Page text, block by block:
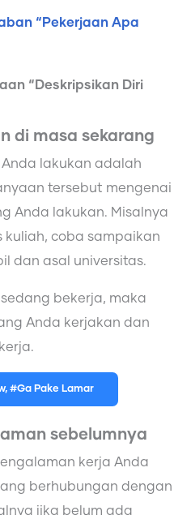
“Pekerjaan Apa
“Deskripsikan Diri
di masa sekarang
lakukan adalah
tersebut mengenai
Anda lakukan. Misalnya
kuliah, coba sampaikan
dan asal universitas.
bekerja, maka
Anda kerjakan dan
#Ga Pake Lamar
sebelumnya
kerja Anda
berhubungan dengan
jika belum ada